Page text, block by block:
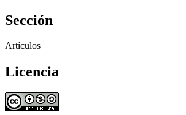
Sección
Artículos
Licencia